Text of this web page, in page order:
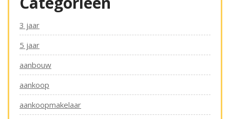
3 jaar
5 jaar
aanbouw
aankoop
aankoopmakelaar